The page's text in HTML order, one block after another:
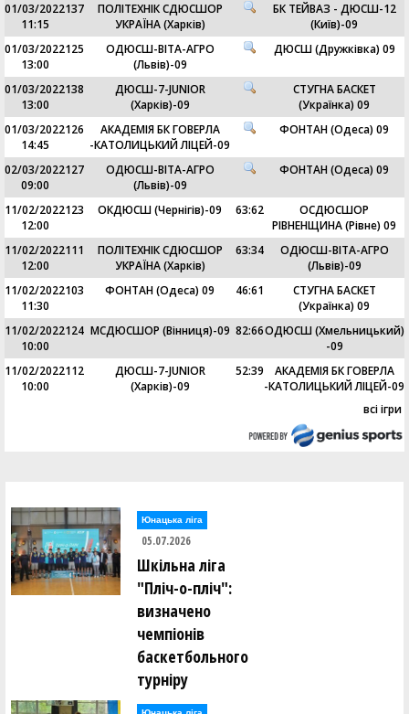
01/03/2022
11:15
137
ПОЛІТЕХНІК СДЮСШОР
УКРАЇНА (Харків)
БК ТЕЙВАЗ - ДЮСШ-12
(Київ)-09
01/03/2022
13:00
125
ОДЮСШ-ВІТА-АГРО
(Львів)-09
ДЮСШ (Дружківка) 09
01/03/2022
13:00
138
ДЮСШ-7-JUNIOR
(Харків)-09
СТУГНА БАСКЕТ
(Українка) 09
01/03/2022
14:45
126
АКАДЕМІЯ БК ГОВЕРЛА
-КАТОЛИЦЬКИЙ ЛІЦЕЙ-09
ФОНТАН (Одеса) 09
02/03/2022
09:00
127
ОДЮСШ-ВІТА-АГРО
(Львів)-09
ФОНТАН (Одеса) 09
11/02/2022
12:00
123 ОКДЮСШ (Чернігів)-09 63:62
ОСДЮСШОР
РІВНЕНЩИНА (Рівне) 09
11/02/2022
12:00
111
ПОЛІТЕХНІК СДЮСШОР
УКРАЇНА (Харків)
63:34
ОДЮСШ-ВІТА-АГРО
(Львів)-09
11/02/2022
11:30
103 ФОНТАН (Одеса) 09 46:61
СТУГНА БАСКЕТ
(Українка) 09
11/02/2022
10:00
124 МСДЮСШОР (Вінниця)-09 82:66ОДЮСШ (Хмельницький)
-09
11/02/2022
10:00
112
ДЮСШ-7-JUNIOR
(Харків)-09
52:39
АКАДЕМІЯ БК ГОВЕРЛА
-КАТОЛИЦЬКИЙ ЛІЦЕЙ-09
всі ігри
Юнацька ліга
05.07.2026
Шкільна ліга
"Пліч-о-пліч":
визначено
чемпіонів
баскетбольного
турніру